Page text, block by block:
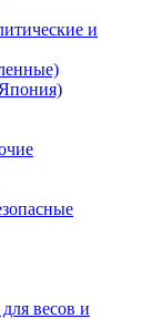
и
весов и